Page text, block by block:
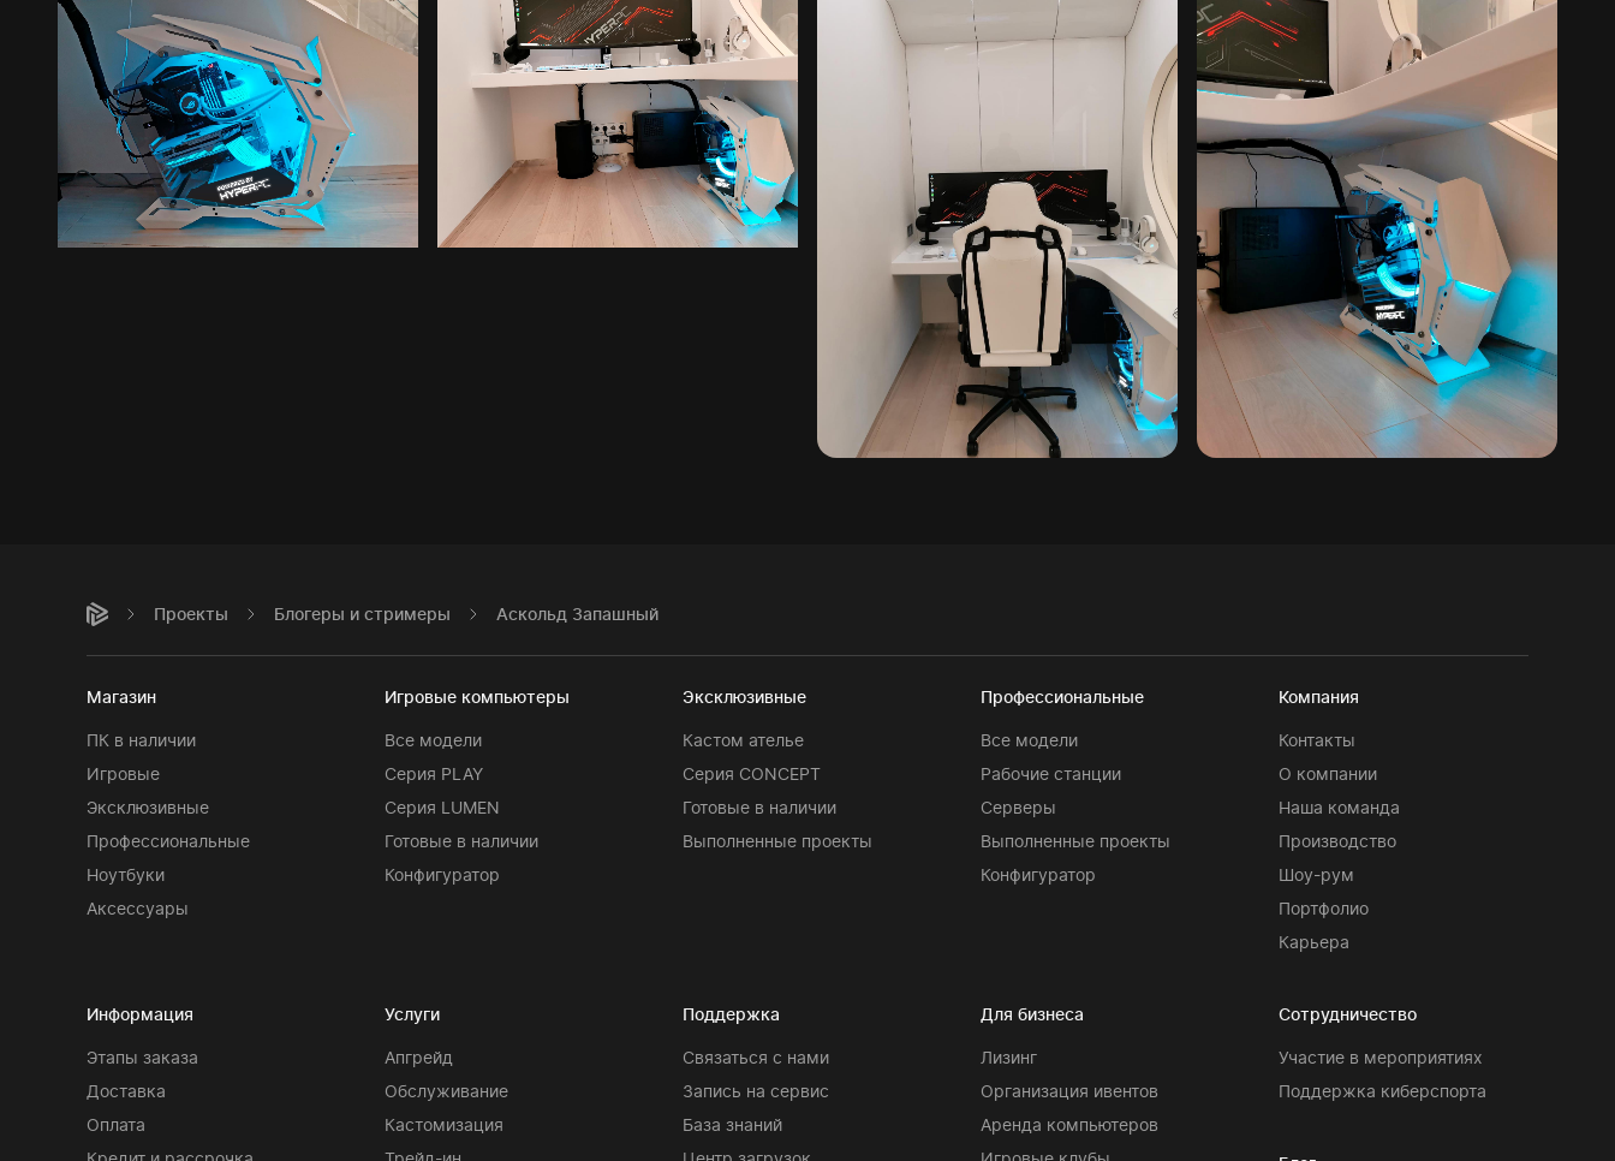
Проекты Блогеры и стримеры Аскольд Запашный
Магазин
ПК в наличии
Игровые
Эксклюзивные
Профессиональные
Ноутбуки
Аксессуары
Игровые компьютеры
Все модели
Серия PLAY
Серия LUMEN
Готовые в наличии
Конфигуратор
Эксклюзивные
Кастом ателье
Серия CONCEPT
Готовые в наличии
Выполненные проекты
Профессиональные
Все модели
Рабочие станции
Серверы
Выполненные проекты
Конфигуратор
Компания
Контакты
О компании
Наша команда
Производство
Шоу-рум
Портфолио
Карьера
Информация
Этапы заказа
Доставка
Оплата
Услуги
Апгрейд
Обслуживание
Кастомизация
Поддержка
Связаться с нами
Запись на сервис
База знаний
Для бизнеса
Лизинг
Организация ивентов
Аренда компьютеров
Сотрудничество
Участие в мероприятиях
Поддержка киберспорта